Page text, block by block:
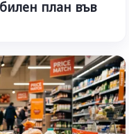
план във